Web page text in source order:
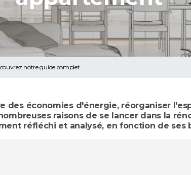
notre guide complet
des économies d'énergie, réorganiser
raisons de se lancer dans la
réfléchi et analysé, en fonction de ses